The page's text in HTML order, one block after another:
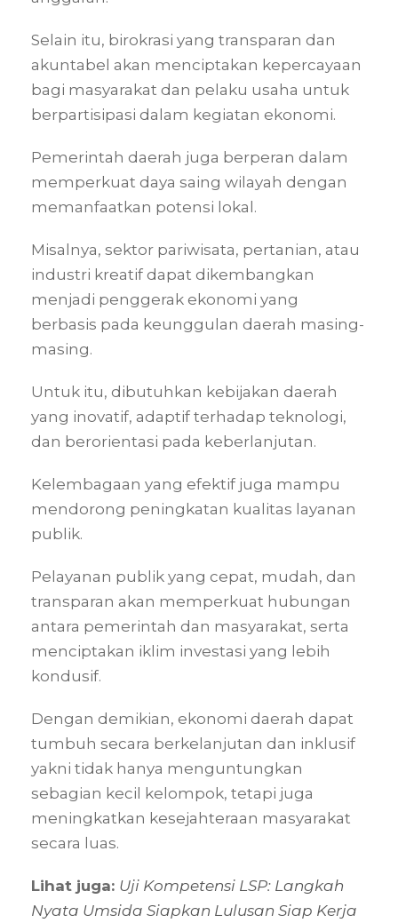
Selain itu, birokrasi yang transparan dan
akuntabel akan menciptakan kepercayaan
bagi masyarakat dan pelaku usaha untuk
berpartisipasi dalam kegiatan ekonomi.
Pemerintah daerah juga berperan dalam
memperkuat daya saing wilayah dengan
memanfaatkan potensi lokal.
Misalnya, sektor pariwisata, pertanian, atau
industri kreatif dapat dikembangkan
menjadi penggerak ekonomi yang
berbasis pada keunggulan daerah masing-
masing.
Untuk itu, dibutuhkan kebijakan daerah
yang inovatif, adaptif terhadap teknologi,
dan berorientasi pada keberlanjutan.
Kelembagaan yang efektif juga mampu
mendorong peningkatan kualitas layanan
publik.
Pelayanan publik yang cepat, mudah, dan
transparan akan memperkuat hubungan
antara pemerintah dan masyarakat, serta
menciptakan iklim investasi yang lebih
kondusif.
Dengan demikian, ekonomi daerah dapat
tumbuh secara berkelanjutan dan inklusif
yakni tidak hanya menguntungkan
sebagian kecil kelompok, tetapi juga
meningkatkan kesejahteraan masyarakat
secara luas.
Lihat juga: Uji Kompetensi LSP: Langkah
Nyata Umsida Siapkan Lulusan Siap Kerja